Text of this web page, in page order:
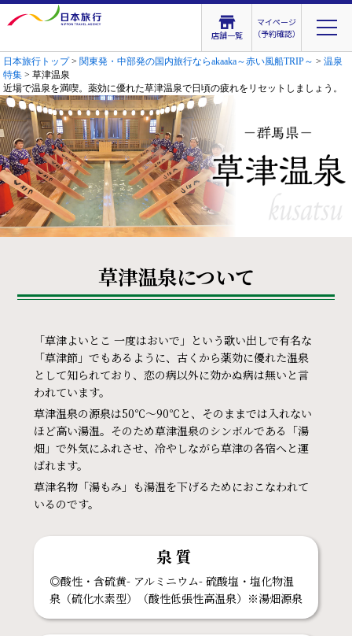
店舗一覧
マイページ
（予約確認）
日本旅行トップ> 関東発・中部発の国内旅行ならakaaka～赤い風船TRIP～ >温泉
特集 > 草津温泉
近場で温泉を満喫。薬効に優れた草津温泉で日頃の疲れをリセットしましょう。
草津温泉について
「草津よいとこ 一度はおいで」という歌い出しで有名な
「草津節」でもあるように、古くから薬効に優れた温泉
として知られており、恋の病以外に効かぬ病は無いと言
われています。
草津温泉の源泉は50℃～90℃と、そのままでは入れない
ほど高い湯温。そのため草津温泉のシンボルである「湯
畑」で外気にふれさせ、冷やしながら草津の各宿へと運
ばれます。
草津名物「湯もみ」も湯温を下げるためにおこなわれて
いるのです。
泉質
◎酸性・含硫黄- アルミニウム- 硫酸塩・塩化物温
泉（硫化水素型）（酸性低張性高温泉）※湯畑源泉